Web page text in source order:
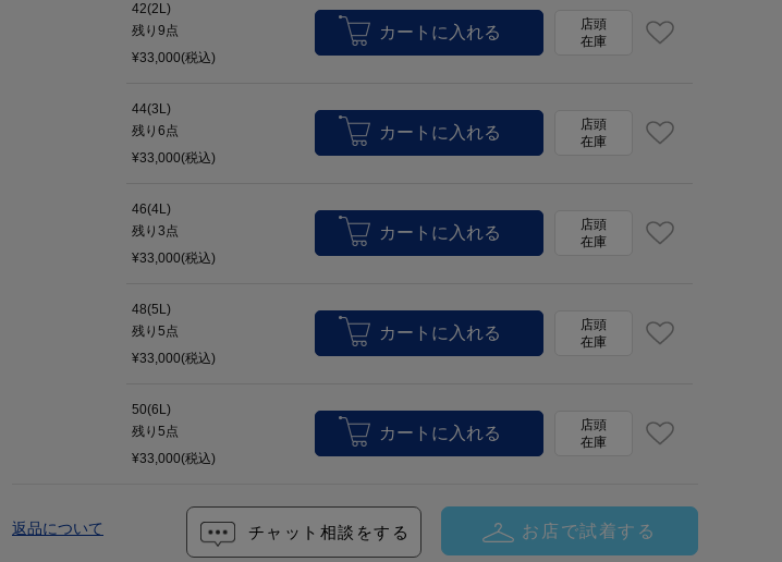
42(2L)
残り 9点
¥33,000(税込)
店頭
在庫
44(3L)
残り 6点
¥33,000(税込)
店頭
在庫
46(4L)
残り 3点
¥33,000(税込)
店頭
在庫
48(5L)
残り 5点
¥33,000(税込)
店頭
在庫
50(6L)
残り 5点
¥33,000(税込)
店頭
在庫
チャット相談をする お店で試着する
返品について